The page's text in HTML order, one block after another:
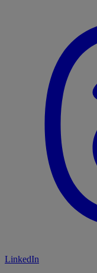
LinkedIn